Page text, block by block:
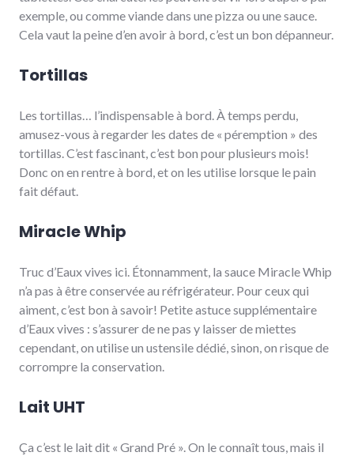
exemple, ou comme viande dans une pizza ou une sauce.
Cela vaut la peine d’en avoir à bord, c’est un bon dépanneur.
Tortillas
Les tortillas… l’indispensable à bord. À temps perdu,
amusez-vous à regarder les dates de « péremption » des
tortillas. C’est fascinant, c’est bon pour plusieurs mois!
Donc on en rentre à bord, et on les utilise lorsque le pain
fait défaut.
Miracle Whip
Truc d’Eaux vives ici. Étonnamment, la sauce Miracle Whip
n’a pas à être conservée au réfrigérateur. Pour ceux qui
aiment, c’est bon à savoir! Petite astuce supplémentaire
d’Eaux vives : s’assurer de ne pas y laisser de miettes
cependant, on utilise un ustensile dédié, sinon, on risque de
corrompre la conservation.
Lait UHT
Ça c’est le lait dit « Grand Pré ». On le connaît tous, mais il